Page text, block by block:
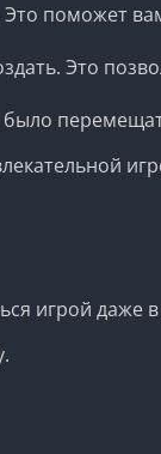
Это поможет
Это
игрой даже